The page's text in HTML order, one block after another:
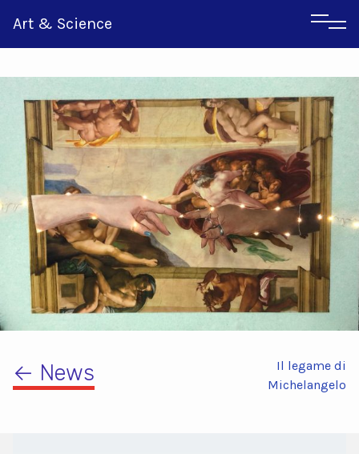
Art & Science
Inglese
Greco
← News
Il legame di
Michelangelo